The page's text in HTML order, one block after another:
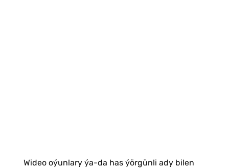
Wideo oýunlary ýa-da has ýörgünli ady bilen